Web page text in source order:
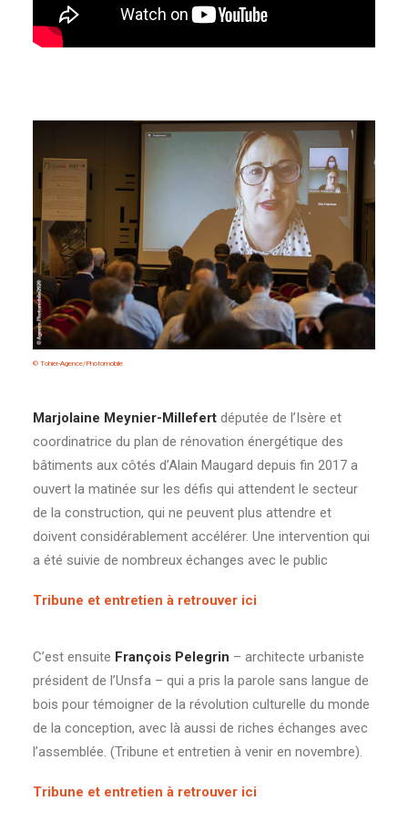
© Tohier-Agence/Photomobile
Marjolaine Meynier-Millefert députée de l’Isère et
coordinatrice du plan de rénovation énergétique des
bâtiments aux côtés d’Alain Maugard depuis fin 2017 a
ouvert la matinée sur les défis qui attendent le secteur
de la construction, qui ne peuvent plus attendre et
doivent considérablement accélérer. Une intervention qui
a été suivie de nombreux échanges avec le public
Tribune et entretien à retrouver ici
C’est ensuite François Pelegrin – architecte urbaniste
président de l’Unsfa – qui a pris la parole sans langue de
bois pour témoigner de la révolution culturelle du monde
de la conception, avec là aussi de riches échanges avec
l’assemblée. (Tribune et entretien à venir en novembre).
Tribune et entretien à retrouver ici